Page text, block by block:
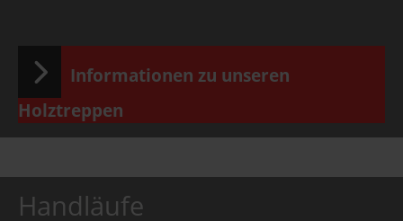
Informationen zu unseren
Holztreppen
Handläufe